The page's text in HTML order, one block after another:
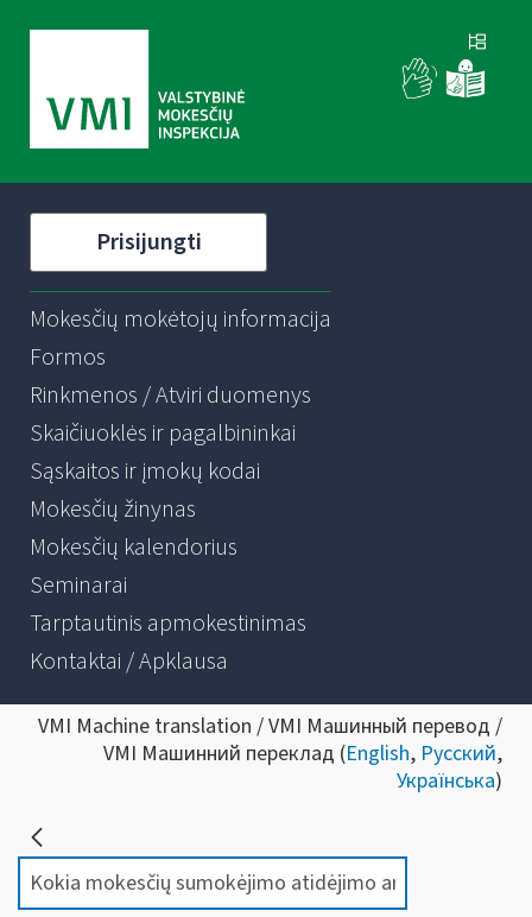
Prisijungti
Mokesčių mokėtojų informacija
Formos
Rinkmenos / Atviri duomenys
Skaičiuoklės ir pagalbininkai
Sąskaitos ir įmokų kodai
Mokesčių žinynas
Mokesčių kalendorius
Seminarai
Tarptautinis apmokestinimas
Kontaktai / Apklausa
VMI Machine translation / VMI Машинный перевод /
VMI Машинний переклад (English, Русский,
Українська)